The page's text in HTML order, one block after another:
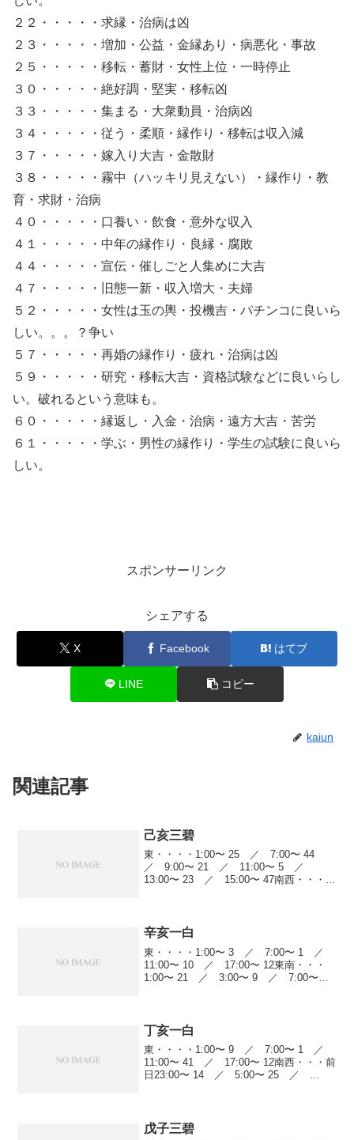
２２・・・・・求縁・治病は凶
２３・・・・・増加・公益・金縁あり・病悪化・事故
２５・・・・・移転・蓄財・女性上位・一時停止
３０・・・・・絶好調・堅実・移転凶
３３・・・・・集まる・大衆動員・治病凶
３４・・・・・従う・柔順・縁作り・移転は収入減
３７・・・・・嫁入り大吉・金散財
３８・・・・・霧中（ハッキリ見えない）・縁作り・教
育・求財・治病
４０・・・・・口養い・飲食・意外な収入
４１・・・・・中年の縁作り・良縁・腐敗
４４・・・・・宣伝・催しごと人集めに大吉
４７・・・・・旧態一新・収入増大・夫婦
５２・・・・・女性は玉の輿・投機吉・パチンコに良いら
しい。。。？争い
５７・・・・・再婚の縁作り・疲れ・治病は凶
５９・・・・・研究・移転大吉・資格試験などに良いらし
い。破れるという意味も。
６０・・・・・縁返し・入金・治病・遠方大吉・苦労
６１・・・・・学ぶ・男性の縁作り・学生の試験に良いら
しい。
スポンサーリンク
シェアする
X Facebook はてブ
LINE コピー
kaiun
関連記事
己亥三碧
東・・・・1:00〜 25 ／ 7:00〜 44
／ 9:00〜 21 ／ 11:00〜 5 ／
13:00〜 23 ／ 15:00〜 47南西・・・前
辛亥一白
東・・・・1:00〜 3 ／ 7:00〜 1 ／
11:00〜 10 ／ 17:00〜 12東南・・・
1:00〜 21 ／ 3:00〜 9 ／ 7:00〜
丁亥一白
東・・・・1:00〜 9 ／ 7:00〜 1 ／
11:00〜 41 ／ 17:00〜 12南西・・・前
日23:00〜 14 ／ 5:00〜 25 ／
戊子三碧